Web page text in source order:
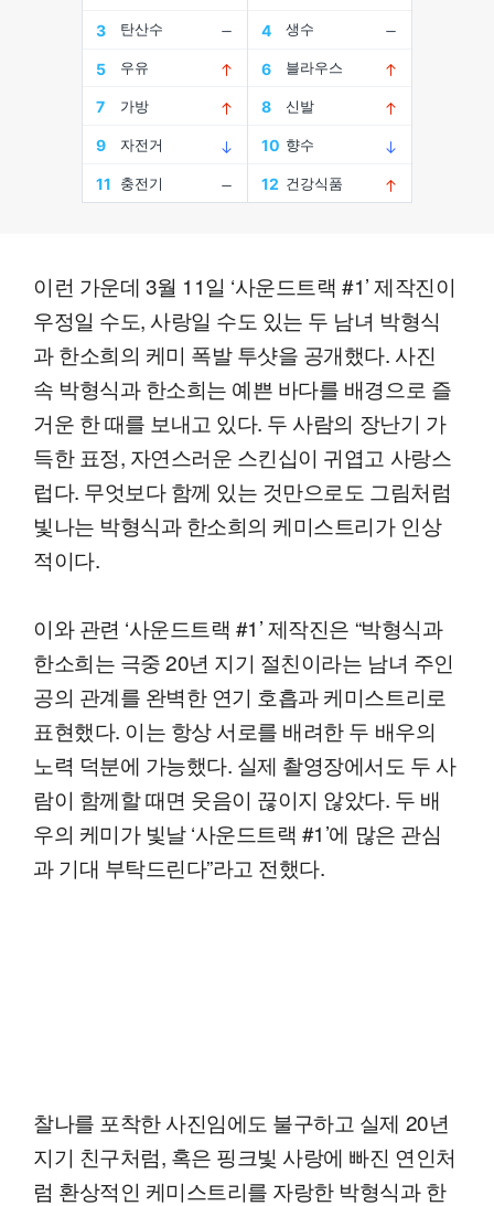
이런 가운데 3월 11일 ‘사운드트랙 #1’ 제작진이
우정일 수도, 사랑일 수도 있는 두 남녀 박형식
과 한소희의 케미 폭발 투샷을 공개했다. 사진
속 박형식과 한소희는 예쁜 바다를 배경으로 즐
거운 한 때를 보내고 있다. 두 사람의 장난기 가
득한 표정, 자연스러운 스킨십이 귀엽고 사랑스
럽다. 무엇보다 함께 있는 것만으로도 그림처럼
빛나는 박형식과 한소희의 케미스트리가 인상
적이다.
이와 관련 ‘사운드트랙 #1’ 제작진은 “박형식과
한소희는 극중 20년 지기 절친이라는 남녀 주인
공의 관계를 완벽한 연기 호흡과 케미스트리로
표현했다. 이는 항상 서로를 배려한 두 배우의
노력 덕분에 가능했다. 실제 촬영장에서도 두 사
람이 함께할 때면 웃음이 끊이지 않았다. 두 배
우의 케미가 빛날 ‘사운드트랙 #1’에 많은 관심
과 기대 부탁드린다”라고 전했다.
찰나를 포착한 사진임에도 불구하고 실제 20년
지기 친구처럼, 혹은 핑크빛 사랑에 빠진 연인처
럼 환상적인 케미스트리를 자랑한 박형식과 한